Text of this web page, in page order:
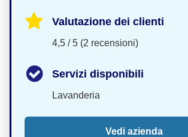
Valutazione dei clienti
4,5 / 5 (2 recensioni)
Servizi disponibili
Lavanderia
Vedi azienda